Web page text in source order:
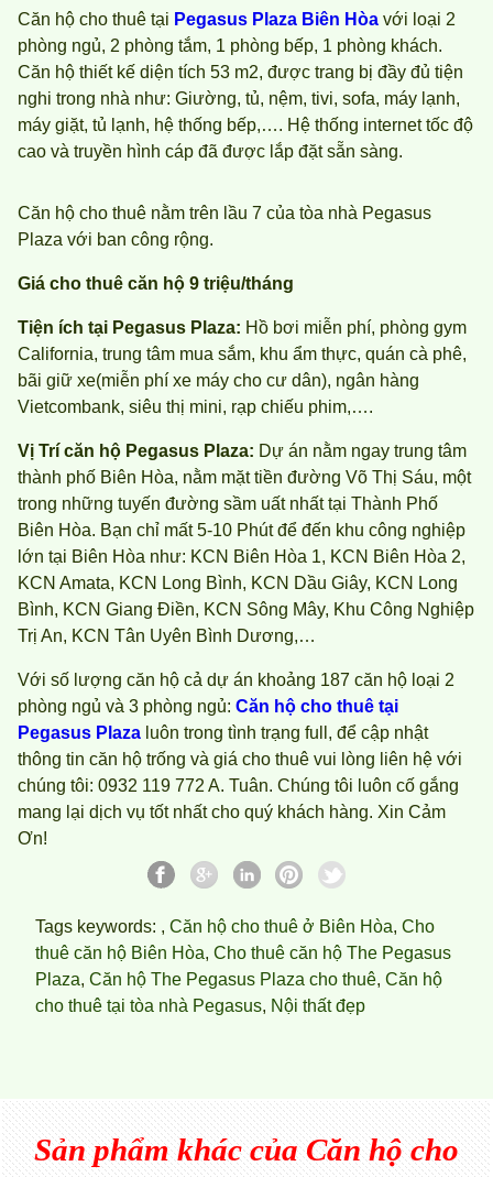
Căn hộ cho thuê tại Pegasus Plaza Biên Hòa với loại 2
phòng ngủ, 2 phòng tắm, 1 phòng bếp, 1 phòng khách.
Căn hộ thiết kế diện tích 53 m2, được trang bị đầy đủ tiện
nghi trong nhà như: Giường, tủ, nệm, tivi, sofa, máy lạnh,
máy giặt, tủ lạnh, hệ thống bếp,…. Hệ thống internet tốc độ
cao và truyền hình cáp đã được lắp đặt sẵn sàng.
Căn hộ cho thuê nằm trên lầu 7 của tòa nhà Pegasus
Plaza với ban công rộng.
Giá cho thuê căn hộ 9 triệu/tháng
Tiện ích tại Pegasus Plaza: Hồ bơi miễn phí, phòng gym
California, trung tâm mua sắm, khu ẩm thực, quán cà phê,
bãi giữ xe(miễn phí xe máy cho cư dân), ngân hàng
Vietcombank, siêu thị mini, rạp chiếu phim,….
Vị Trí căn hộ Pegasus Plaza: Dự án nằm ngay trung tâm
thành phố Biên Hòa, nằm mặt tiền đường Võ Thị Sáu, một
trong những tuyến đường sầm uất nhất tại Thành Phố
Biên Hòa. Bạn chỉ mất 5-10 Phút để đến khu công nghiệp
lớn tại Biên Hòa như: KCN Biên Hòa 1, KCN Biên Hòa 2,
KCN Amata, KCN Long Bình, KCN Dầu Giây, KCN Long
Bình, KCN Giang Điền, KCN Sông Mây, Khu Công Nghiệp
Trị An, KCN Tân Uyên Bình Dương,…
Với số lượng căn hộ cả dự án khoảng 187 căn hộ loại 2
phòng ngủ và 3 phòng ngủ: Căn hộ cho thuê tại
Pegasus Plaza luôn trong tình trạng full, để cập nhật
thông tin căn hộ trống và giá cho thuê vui lòng liên hệ với
chúng tôi: 0932 119 772 A. Tuân. Chúng tôi luôn cố gắng
mang lại dịch vụ tốt nhất cho quý khách hàng. Xin Cảm
Ơn!
Tags keywords: , Căn hộ cho thuê ở Biên Hòa, Cho
thuê căn hộ Biên Hòa, Cho thuê căn hộ The Pegasus
Plaza, Căn hộ The Pegasus Plaza cho thuê, Căn hộ
cho thuê tại tòa nhà Pegasus, Nội thất đẹp
Sản phẩm khác củaCăn hộ cho